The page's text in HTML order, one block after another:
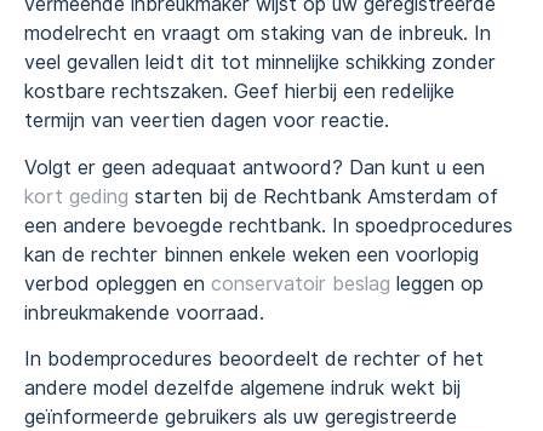
vermeende inbreukmaker wijst op uw geregistreerde
modelrecht en vraagt om staking van de inbreuk. In
veel gevallen leidt dit tot minnelijke schikking zonder
kostbare rechtszaken. Geef hierbij een redelijke
termijn van veertien dagen voor reactie.
Volgt er geen adequaat antwoord? Dan kunt u een
kort geding starten bij de Rechtbank Amsterdam of
een andere bevoegde rechtbank. In spoedprocedures
kan de rechter binnen enkele weken een voorlopig
verbod opleggen en conservatoir beslag leggen op
inbreukmakende voorraad.
In bodemprocedures beoordeelt de rechter of het
andere model dezelfde algemene indruk wekt bij
geïnformeerde gebruikers als uw geregistreerde